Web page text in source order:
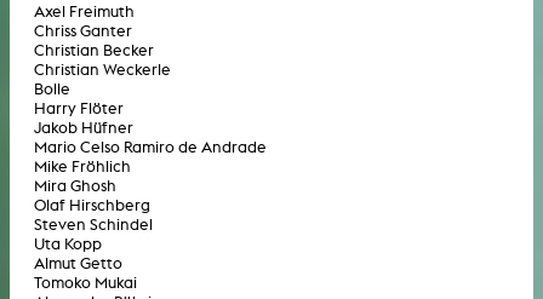
Axel Freimuth
Chriss Ganter
Christian Becker
Christian Weckerle
Bolle
Harry Flöter
Jakob Hüfner
Mario Celso Ramiro de Andrade
Mike Fröhlich
Mira Ghosh
Olaf Hirschberg
Steven Schindel
Uta Kopp
Almut Getto
Tomoko Mukai